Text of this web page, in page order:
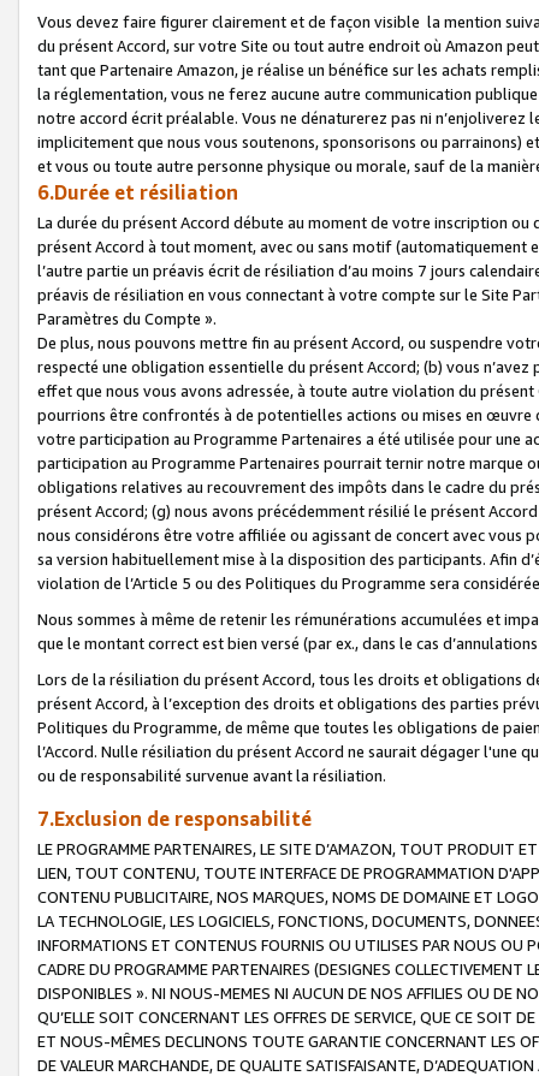
Vous devez faire figurer clairement et de façon visible la mention
du présent Accord, sur votre Site ou tout autre endroit où Amazon
tant que Partenaire Amazon, je réalise un bénéfice sur les achats
la réglementation, vous ne ferez aucune autre communication
notre accord écrit préalable. Vous ne dénaturerez pas ni
implicitement que nous vous soutenons, sponsorisons ou parrainons)
et vous ou toute autre personne physique ou morale, sauf de la
6.Durée et résiliation
La durée du présent Accord débute au moment de votre inscription
présent Accord à tout moment, avec ou sans motif (automatiquement
l’autre partie un préavis écrit de résiliation d’au moins 7 jours
préavis de résiliation en vous connectant à votre compte sur le Site
Paramètres du Compte ».
De plus, nous pouvons mettre fin au présent Accord, ou suspendre
respecté une obligation essentielle du présent Accord; (b) vous
effet que nous vous avons adressée, à toute autre violation du
pourrions être confrontés à de potentielles actions ou mises en
votre participation au Programme Partenaires a été utilisée pour une
participation au Programme Partenaires pourrait ternir notre marque
obligations relatives au recouvrement des impôts dans le cadre du
présent Accord; (g) nous avons précédemment résilié le présent
nous considérons être votre affiliée ou agissant de concert avec vous
sa version habituellement mise à la disposition des participants. Afin
violation de l’Article 5 ou des Politiques du Programme sera
Nous sommes à même de retenir les rémunérations accumulées et
que le montant correct est bien versé (par ex., dans le cas
Lors de la résiliation du présent Accord, tous les droits et obligations
présent Accord, à l’exception des droits et obligations des parties
Politiques du Programme, de même que toutes les obligations de
l’Accord. Nulle résiliation du présent Accord ne saurait dégager l'une
ou de responsabilité survenue avant la résiliation.
7.Exclusion de responsabilité
LE PROGRAMME PARTENAIRES, LE SITE D’AMAZON, TOUT PRODUIT
LIEN, TOUT CONTENU, TOUTE INTERFACE DE PROGRAMMATION
CONTENU PUBLICITAIRE, NOS MARQUES, NOMS DE DOMAINE ET
LA TECHNOLOGIE, LES LOGICIELS, FONCTIONS, DOCUMENTS,
INFORMATIONS ET CONTENUS FOURNIS OU UTILISES PAR NOUS OU
CADRE DU PROGRAMME PARTENAIRES (DESIGNES COLLECTIVEMENT
DISPONIBLES ». NI NOUS-MEMES NI AUCUN DE NOS AFFILIES OU DE
QU’ELLE SOIT CONCERNANT LES OFFRES DE SERVICE, QUE CE SOIT
ET NOUS-MÊMES DECLINONS TOUTE GARANTIE CONCERNANT LES
DE VALEUR MARCHANDE, DE QUALITE SATISFAISANTE,